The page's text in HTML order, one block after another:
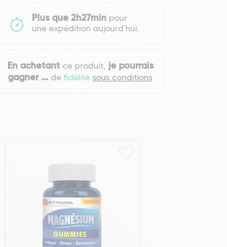
Plus que 2h27minpour
une expédition aujourd'hui.
En achetantce produit, je pourrais
gagner ... defidélitésous conditions